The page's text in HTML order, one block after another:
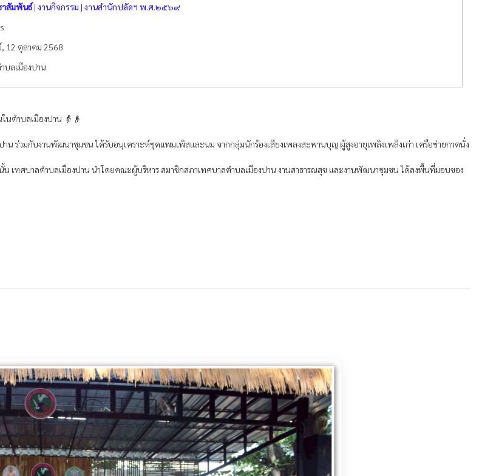
าสัมพันธ์|งานกิจกรรม |งานสำนักปลัดฯ พ.ศ.๒๕๖๙
12 ตุลาคม 2568
บลเมืองปาน
นตำบลเมืองปาน 👵👴
ร่วมกับงานพัฒนาชุมชน ได้รับอนุเคราะห์ชุดแพมเพิสและนม จากกลุ่มนักร้องเสียงเพลงสะพานบุญ ผู้สูงอายุเพลิงเพลิงเก่า เครือข่ายกาดนั่ง
เทศบาลตำบลเมืองปาน นำโดยคณะผู้บริหาร สมาชิกสภาเทศบาลตำบลเมืองปาน งานสาธารณสุข และงานพัฒนาชุมชน ได้ลงพื้นที่มอบของ